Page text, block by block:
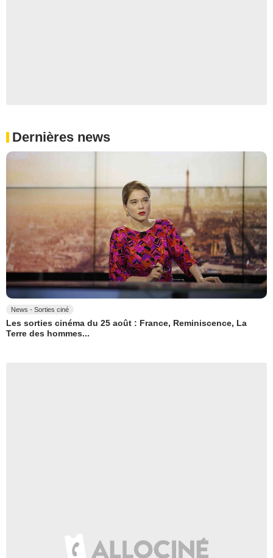
Dernières news
News - Sorties ciné
Les sorties cinéma du 25 août : France, Reminiscence, La
Terre des hommes...